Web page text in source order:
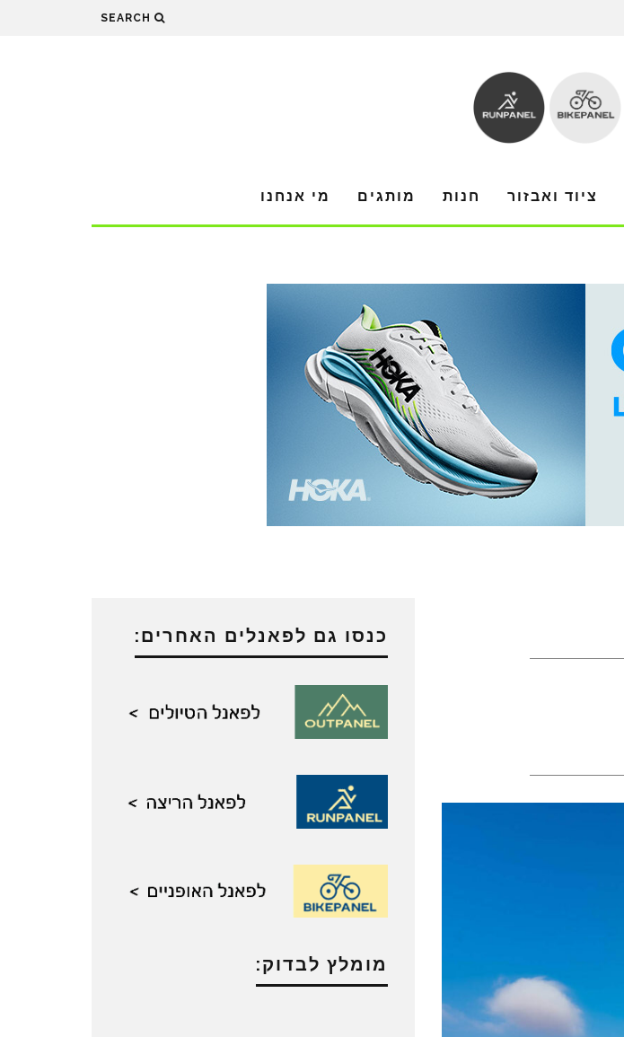
SEARCH
ציוד ואבזור חנות מותגים מי אנחנו
כנסו גם לפאנלים האחרים:
מומלץ לבדוק: